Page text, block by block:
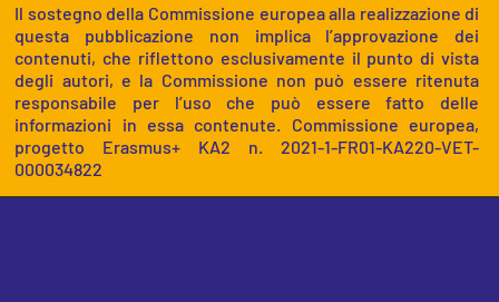
Il sostegno della Commissione europea alla realizzazione di
questa pubblicazione non implica l’approvazione dei
contenuti, che riflettono esclusivamente il punto di vista
degli autori, e la Commissione non può essere ritenuta
responsabile per l’uso che può essere fatto delle
informazioni in essa contenute. Commissione europea,
progetto Erasmus+ KA2 n. 2021-1-FR01-KA220-VET-
000034822